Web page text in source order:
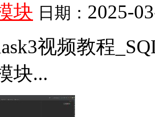
块 日期： 2025-
视频教程
块...